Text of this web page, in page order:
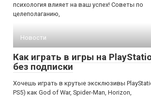
психология влияет на ваш успех! Советы по
целеполаганию,
Новости
Как играть в игры на
без подписки
Хочешь играть в крутые эксклюзивы
PS5) как God of War, Spider-Man, Horizon,